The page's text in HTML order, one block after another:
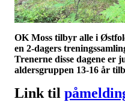
OK Moss tilbyr alle i
en 2-dagers
Trenerne disse dagene er
aldersgruppen 13-16 år
Link til